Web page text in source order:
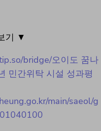
기 ▼
bridge/오이도 꿈나
민간위탁 시설 성과평
main/saeol/g